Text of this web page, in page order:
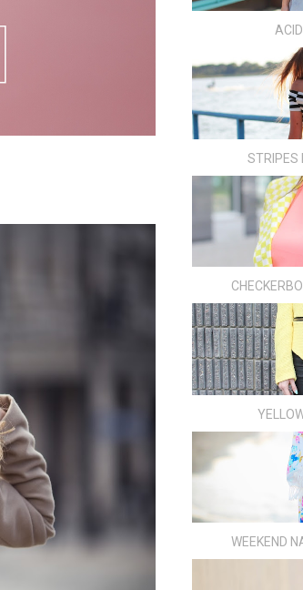
STRIPES
WEEKEND